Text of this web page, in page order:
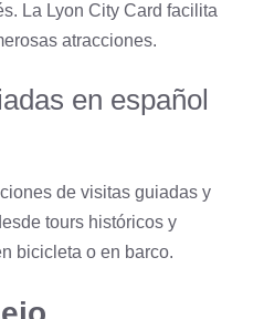
La Lyon City Card facilita
atracciones.
en español
de visitas guiadas y
tours históricos y
bicicleta o en barco.